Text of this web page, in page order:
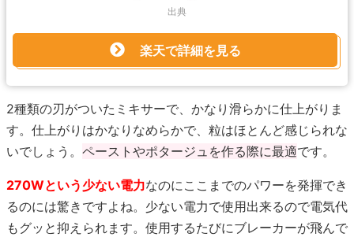
出典
楽天で詳細を見る
2種類の刃がついたミキサーで、かなり滑らかに仕上がりま
す。仕上がりはかなりなめらかで、粒はほとんど感じられな
いでしょう。 ペーストやポタージュを作る際に最適です。
270Wという少ない電力なのにここまでのパワーを発揮でき
るのには驚きですよね。少ない電力で使用出来るので電気代
もグッと抑えられます。使用するたびにブレーカーが飛んで